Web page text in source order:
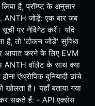
है, प्रॉम्प्ट के अनुसार
ANTH जोड़ें: एक बार जब
सूची पर नेविगेट करें। यदि
है, तो 'टोकन जोड़ें' सुविधा
आयात करने के लिए EVM
वॉलेट के साथ क्या
एंथ्रोपिक बुनियादी ढांचे
खोलता है। यहाँ बताया गया
सकते हैं: - API एक्सेस